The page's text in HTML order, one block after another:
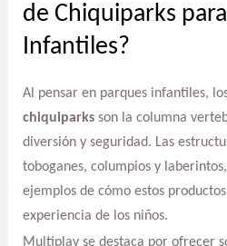
de Chiquiparks
Infantiles?
Al pensar en parques infantiles,
chiquiparksson la columna
diversión y seguridad. Las
toboganes, columpios y
ejemplos de cómo estos
experiencia de los niños.
Multiplay se destaca por ofrecer